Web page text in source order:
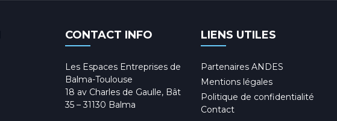
CONTACT INFO
Les Espaces Entreprises de
Balma-Toulouse
18 av Charles de Gaulle, Bât
35 – 31130 Balma
LIENS UTILES
Partenaires ANDES
Mentions légales
Politique de confidentialité
Contact